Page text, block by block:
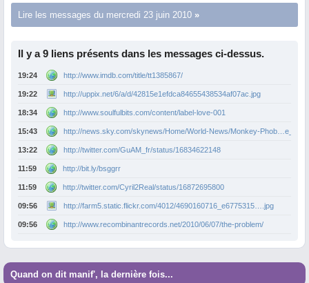
Lire les messages du mercredi 23 juin 2010
Il y a 9 liens présents dans les messages ci-dessus.
19:24 http://www.imdb.com/title/tt1385867/
19:22 http://uppix.net/6/a/d/42815e1efdca84655438534af07ac.jpg
18:34 http://www.soulfulbits.com/content/label-love-001
15:43 http://news.sky.com/skynews/Home/World-News/Monkey-Phob…e_Dar
13:22 http://twitter.com/GuAM_fr/status/16834622148
11:59 http://bit.ly/bsggrr
11:59 http://twitter.com/Cyril2Real/status/16872695800
09:56 http://farm5.static.flickr.com/4012/4690160716_e6775315….jpg
09:56 http://www.recombinantrecords.net/2010/06/07/the-problem/
Quand on dit manif', la dernière fois...